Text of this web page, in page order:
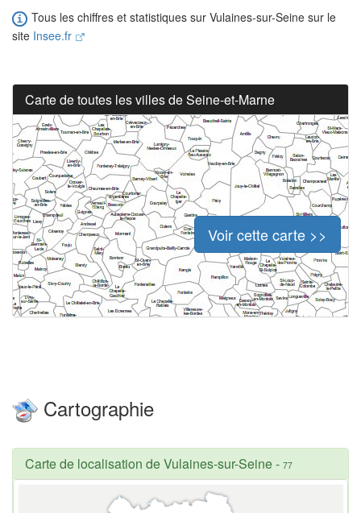
Tous les chiffres et statistiques sur Vulaines-sur-Seine sur le
site Insee.fr
Carte de toutes les villes de Seine-et-Marne
Voir cette carte >>
Cartographie
Carte de localisation de Vulaines-sur-Seine- 77